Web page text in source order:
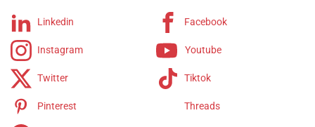
Linkedin Facebook
Instagram Youtube
Twitter Tiktok
Pinterest Threads